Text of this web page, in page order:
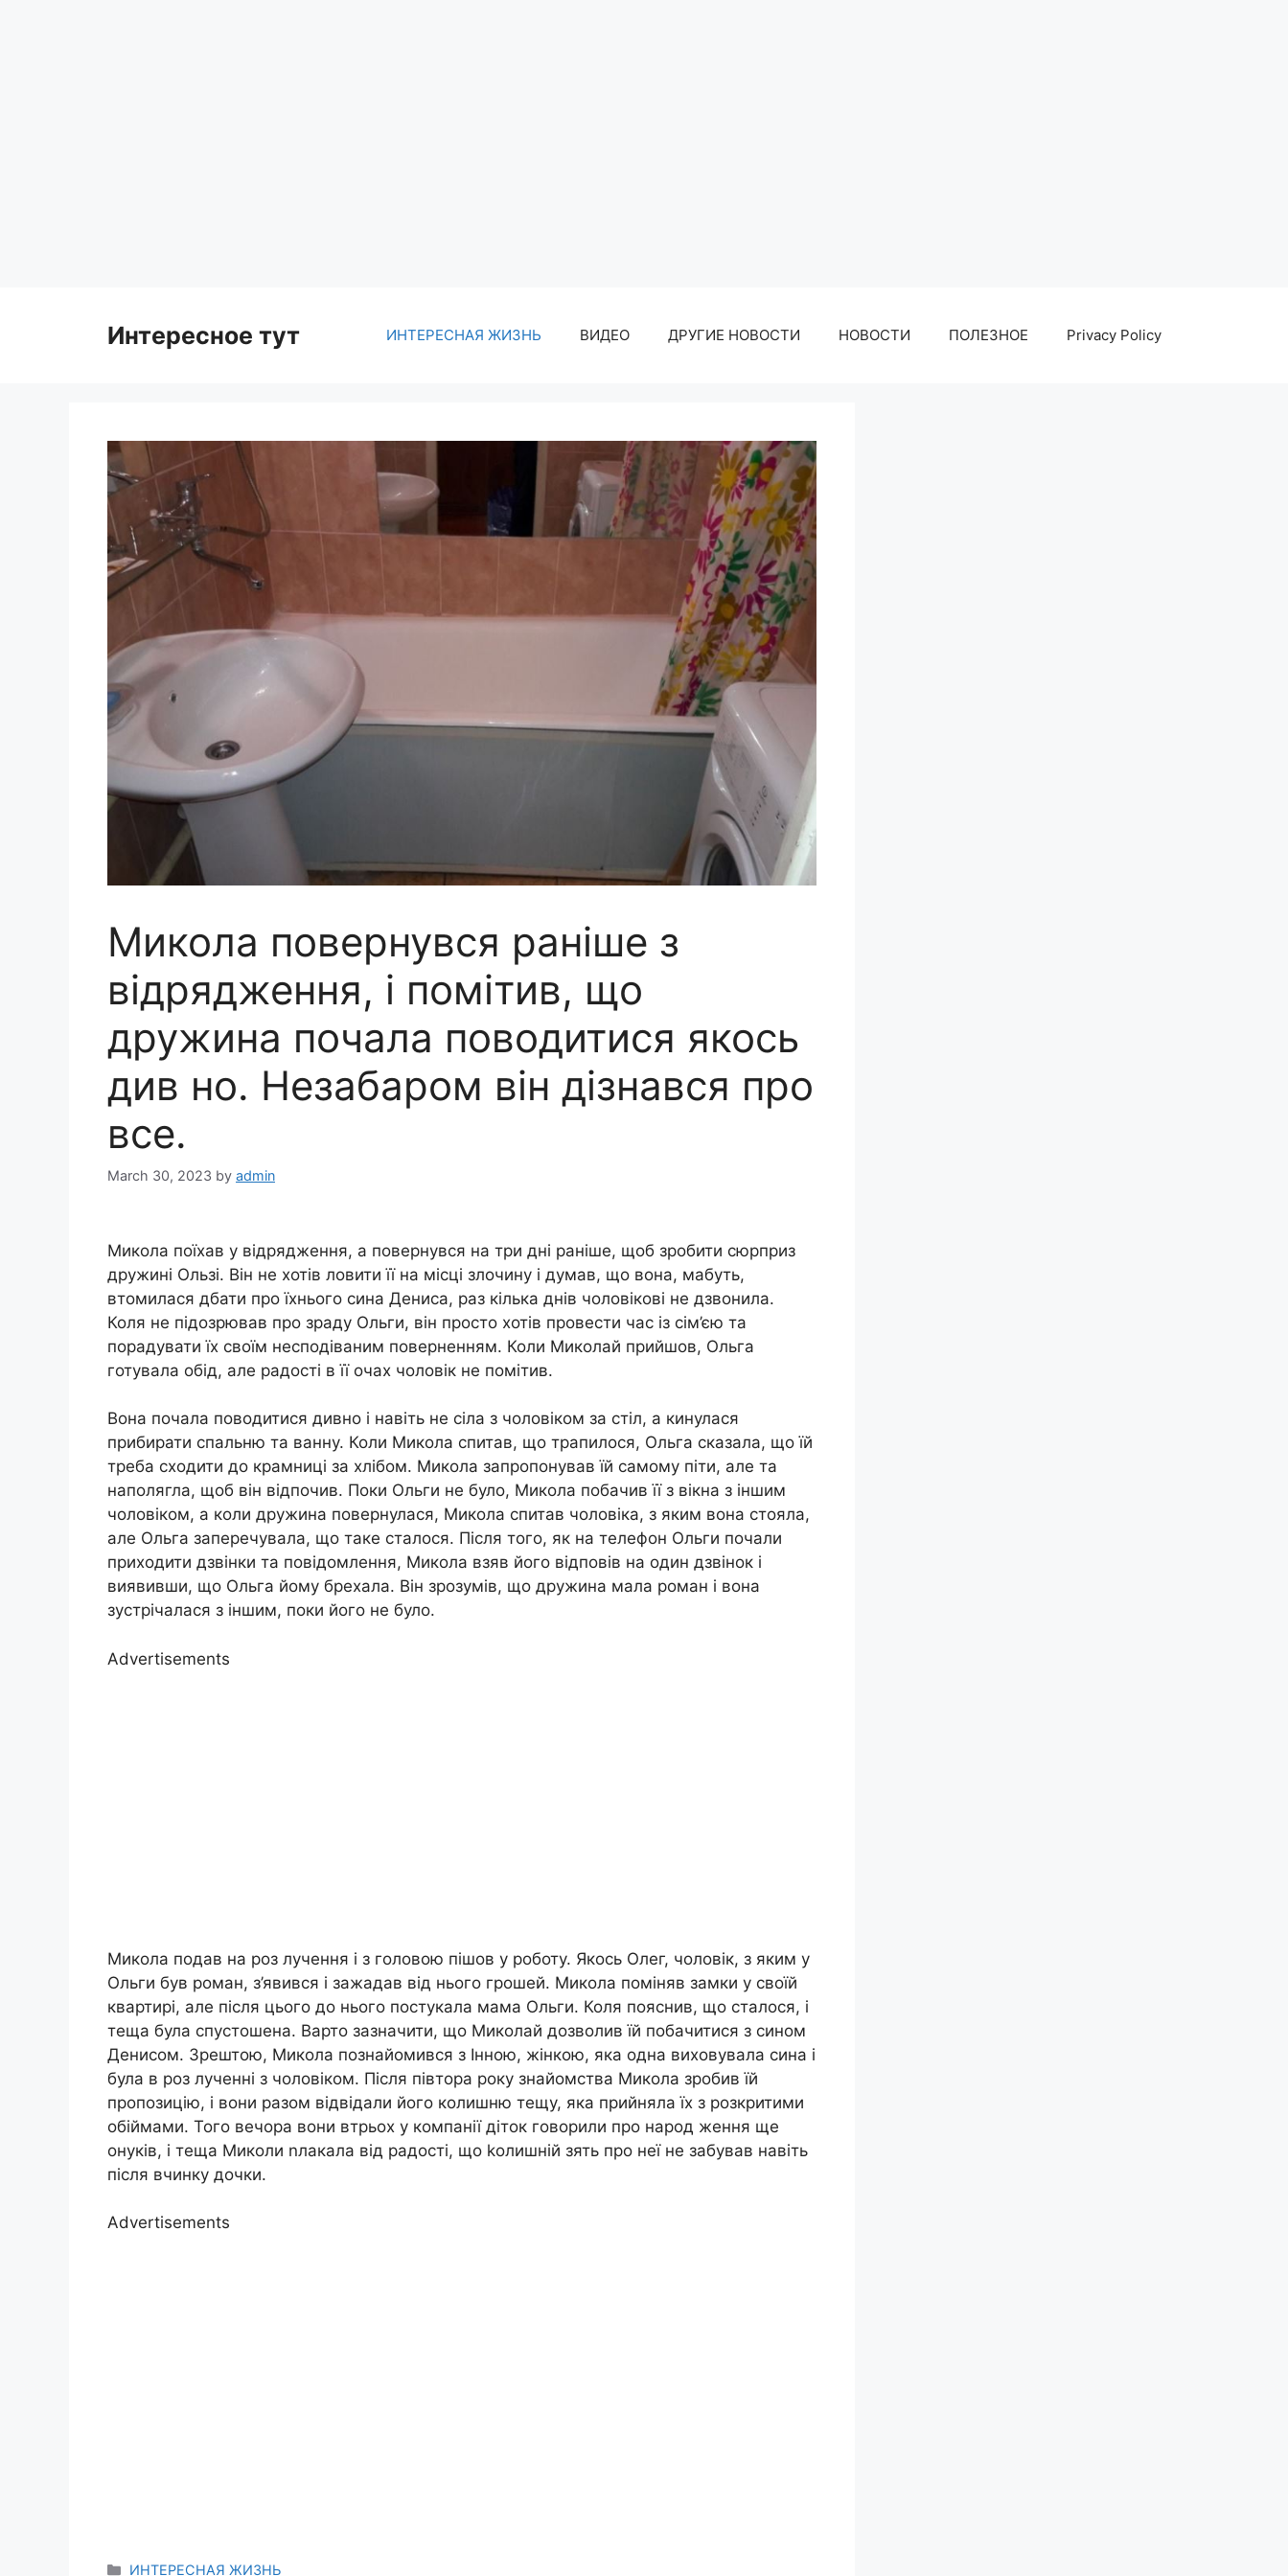
Интересное тут ИНТЕРЕСНАЯ ЖИЗНЬ ВИДЕО ДРУГИЕ НОВОСТИ НОВОСТИ ПОЛЕЗНОЕ Privacy Policy
Микола повернувся раніше з
відрядження, і помітив, що
дружина почала поводитися якось
див но. Незабаром він дізнався про
все.
March 30, 2023 by admin
Микола поїхав у відрядження, а повернувся на три дні раніше, щоб зробити сюрприз
дружині Ользі. Він не хотів ловити її на місці злочину і думав, що вона, мабуть,
втомилася дбати про їхнього сина Дениса, раз кілька днів чоловікові не дзвонила.
Коля не підозрював про зраду Ольги, він просто хотів провести час із сім’єю та
порадувати їх своїм несподіваним поверненням. Коли Миколай прийшов, Ольга
готувала обід, але радості в її очах чоловік не помітив.
Вона почала поводитися дивно і навіть не сіла з чоловіком за стіл, а кинулася
прибирати спальню та ванну. Коли Микола спитав, що трапилося, Ольга сказала, що їй
треба сходити до крамниці за хлібом. Микола запропонував їй самому піти, але та
наполягла, щоб він відпочив. Поки Ольги не було, Микола побачив її з вікна з іншим
чоловіком, а коли дружина повернулася, Микола спитав чоловіка, з яким вона стояла,
але Ольга заперечувала, що таке сталося. Після того, як на телефон Ольги почали
приходити дзвінки та повідомлення, Микола взяв його відповів на один дзвінок і
виявивши, що Ольга йому брехала. Він зрозумів, що дружина мала роман і вона
зустрічалася з іншим, поки його не було.
Advertisements
Микола подав на роз лучення і з головою пішов у роботу. Якось Олег, чоловік, з яким у
Ольги був роман, з’явився і зажадав від нього грошей. Микола поміняв замки у своїй
квартирі, але після цього до нього постукала мама Ольги. Коля пояснив, що сталося, і
теща була спустошена. Варто зазначити, що Миколай дозволив їй побачитися з сином
Денисом. Зрештою, Микола познайомився з Інною, жінкою, яка одна виховувала сина і
була в роз лученні з чоловіком. Після півтора року знайомства Микола зробив їй
пропозицію, і вони разом відвідали його колишню тещу, яка прийняла їх з розкритими
обіймами. Того вечора вони втрьох у компанії діток говорили про народ ження ще
онуків, і теща Миколи nлакала від радості, що kолишній зять про неї не забував навіть
після вчинку дочки.
Advertisements
Categories
ИНТЕРЕСНАЯ ЖИЗНЬ